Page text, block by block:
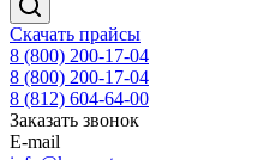
Скачать прайсы
8 (800) 200-17-04
8 (800) 200-17-04
8 (812) 604-64-00
Заказать звонок
E-mail